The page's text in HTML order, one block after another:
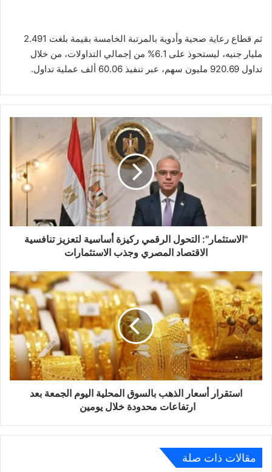
ثم قطاع رعاية صحية وأدوية بالمرتبة الخامسة بقيمة بلغت 2.491
مليار جنيه، ليستحوذ على 6.1% من إجمالي التداولات، من خلال
تداول 920.69 مليون سهم، عبر تنفيذ 60.06 ألف عملية تداول.
التحول
أساسية
لتعزيز
المصري
وجذب"الاستثمار": التحول الرقمي ركيزة أساسية لتعزيز تنافسية
الاقتصاد المصري وجذب الاستثمارات
استقرار
أسعار
الذهب
بالسوق
المحلية
اليوم
الجمعة
بعد
ارتفاعات
محدودةاستقرار أسعار الذهب بالسوق المحلية اليوم الجمعة بعد
ارتفاعات محدودة خلال يومين
مقالات ذات صلة